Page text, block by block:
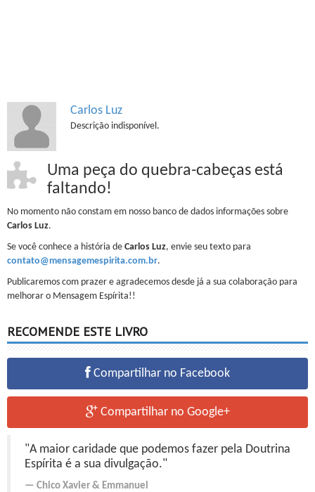
Carlos Luz
Descrição indisponível.
Uma peça do quebra-cabeças está
faltando!
No momento não constam em nosso banco de dados informações sobre
Carlos Luz.
Se você conhece a história de Carlos Luz, envie seu texto para
contato@mensagemespirita.com.br.
Publicaremos com prazer e agradecemos desde já a sua colaboração para
melhorar o Mensagem Espírita!!
RECOMENDE ESTE LIVRO
Compartilhar no Facebook
Compartilhar no Google+
"A maior caridade que podemos fazer pela Doutrina
Espírita é a sua divulgação."
Chico Xavier & Emmanuel